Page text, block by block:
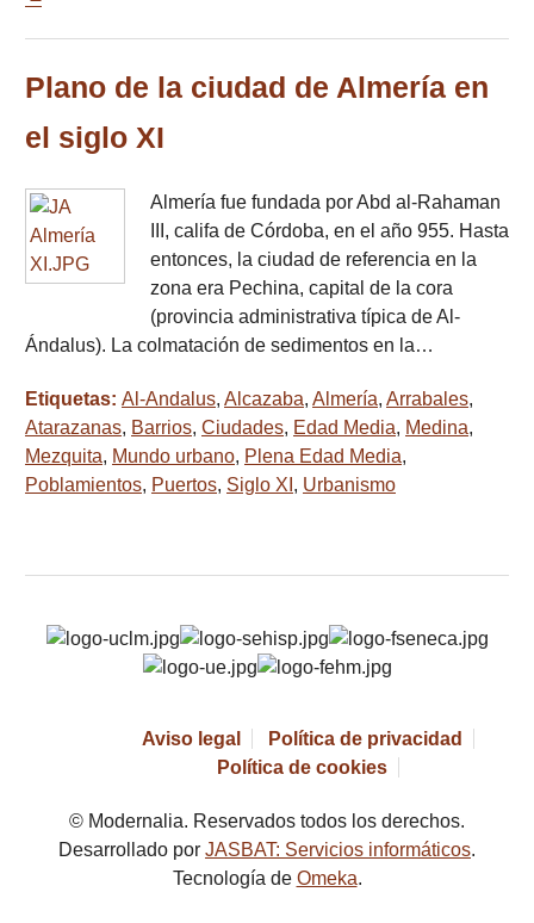
Plano de la ciudad de Almería en
el siglo XI
Almería fue fundada por Abd al-Rahaman
III, califa de Córdoba, en el año 955. Hasta
entonces, la ciudad de referencia en la
zona era Pechina, capital de la cora
(provincia administrativa típica de Al-
Ándalus). La colmatación de sedimentos en la…
Etiquetas: Al-Andalus, Alcazaba, Almería, Arrabales,
Atarazanas, Barrios, Ciudades, Edad Media, Medina,
Mezquita, Mundo urbano, Plena Edad Media,
Poblamientos, Puertos, Siglo XI , Urbanismo
Aviso legal
Política de privacidad
Política de cookies
© Modernalia. Reservados todos los derechos.
Desarrollado por JASBAT: Servicios informáticos.
Tecnología de Omeka.